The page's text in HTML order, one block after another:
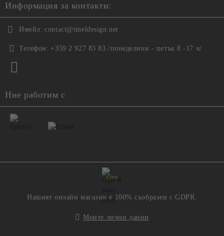
Информация за контакти:
Имейл: contact@imeldesign.net
Телефон: +359 2 927 83 83 /понеделник - петък 8 -17 ч/
Ние работим с
GDPR
Нашият онлайн магазин е 100% съобразен с GDPR.
Моите лични данни